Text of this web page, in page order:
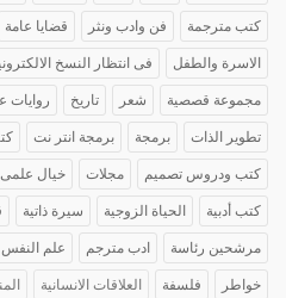
كتب مترجمة فن وادب ونثر قضايا عامة
الاسرة والطفل فى انتظار النسخ
مجموعة قصصية شعر تاريخ روايات
تطوير الذات برمجة برمجة انتر نت
كتب ودروس تصميم مجلات خيال علمى
كتب أدبية الحياة الزوجية سيرة ذاتية
مرشحين رئاسة ادب مترجم علم النفس
خواطر فلسفة العلاقات الانسانية